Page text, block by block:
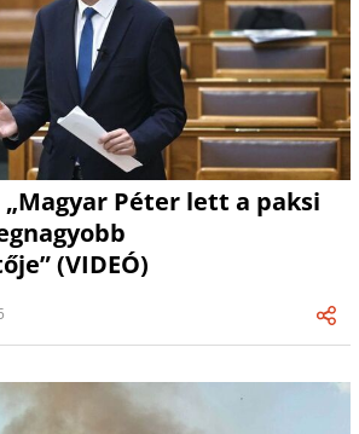
„Magyar Péter lett a paksi
(VIDEÓ)